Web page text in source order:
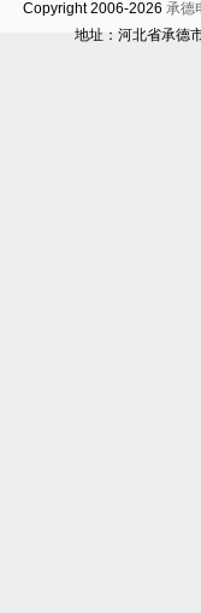
Copyright 2006-2026 承德
地址：河北省承德